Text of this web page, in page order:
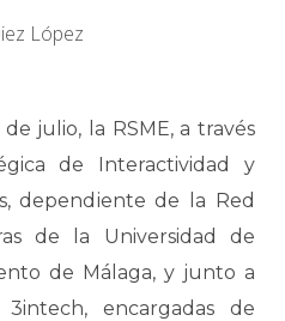
López
julio, la RSME, a través
de Interactividad y
dependiente de la Red
de la Universidad de
de Málaga, y junto a
encargadas de